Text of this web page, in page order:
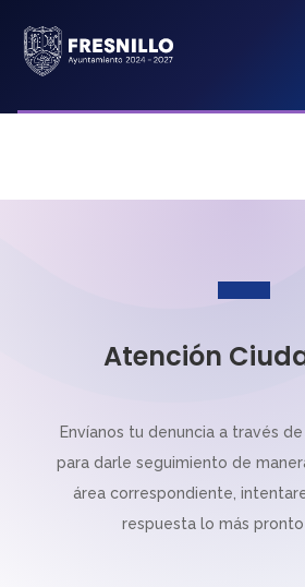
Atención
Envíanos tu denuncia a través
para darle seguimiento de
área correspondiente,
respuesta lo más pronto